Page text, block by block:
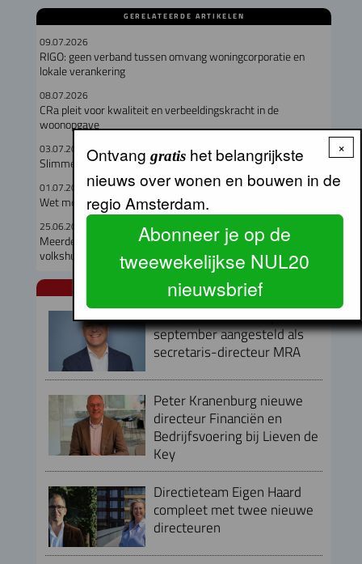
GERELATEERDE ARTIKELEN
09.07.2026
RIGO: geen verband tussen omvang woningcorporatie en
lokale verankering
08.07.2026
CRa pleit voor kwaliteit en verbeeldingskracht in de
woonopgave
03.07.2026
Slimme ramen houden woningen tot 5 graden koeler
01.07.2026
Wet moet drempels voor wooncoöperaties wegnemen
25.06.2026
Meerderheid senaat steunt Wet versterken regie op
volkshuisvesting
NUL20 NIEUWS
Armand van de Laar per 1
september aangesteld als
secretaris-directeur MRA
Peter Kranenburg nieuwe
directeur Financiën en
Bedrijfsvoering bij Lieven de
Key
Directieteam Eigen Haard
compleet met twee nieuwe
directeuren
×
Ontvang gratishet belangrijkste
nieuws over wonen en bouwen in de
regio Amsterdam.
Abonneer je op de
tweewekelijkse NUL20
nieuwsbrief